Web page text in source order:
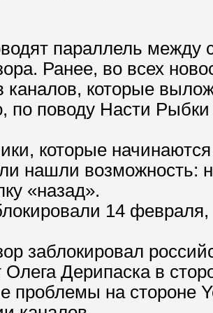
параллель между
Ранее, во всех
каналов, которые
по поводу Насти
которые
нашли возможность:
«назад».
14
заблокировал
Дерипаска в
проблемы на стороне